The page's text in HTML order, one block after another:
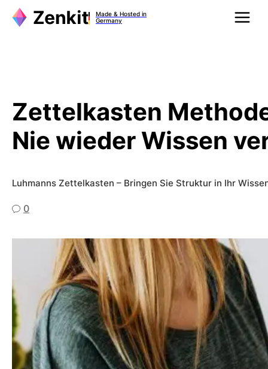
Inhalt
Made & Hosted in
Germany
Zettelkasten
Nie wieder Wissen
Luhmanns Zettelkasten – Bringen Sie Struktur in Ihr
0